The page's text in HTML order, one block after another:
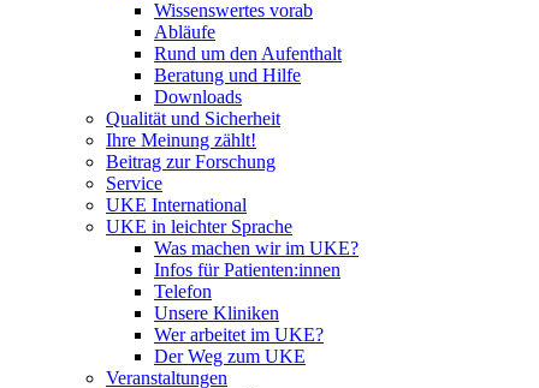
Wissenswertes vorab
Abläufe
Rund um den Aufenthalt
Beratung und Hilfe
Downloads
Qualität und Sicherheit
Ihre Meinung zählt!
Beitrag zur Forschung
Service
UKE International
UKE in leichter Sprache
Was machen wir im UKE?
Infos für Patienten:innen
Telefon
Unsere Kliniken
Wer arbeitet im UKE?
Der Weg zum UKE
Veranstaltungen